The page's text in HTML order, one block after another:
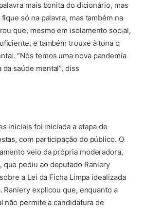
mais bonita do dicionário, mas
só na palavra, mas também na
que, mesmo em isolamento social,
e também trouxe à tona o
”Nós temos uma nova pandemia
saúde mental”, diss
iniciais foi iniciada a etapa de
com participação do público. O
veio da própria moderadora,
que pediu ao deputado Raniery
a Lei da Ficha Limpa idealizada
Raniery explicou que, enquanto a
não permite a candidatura de